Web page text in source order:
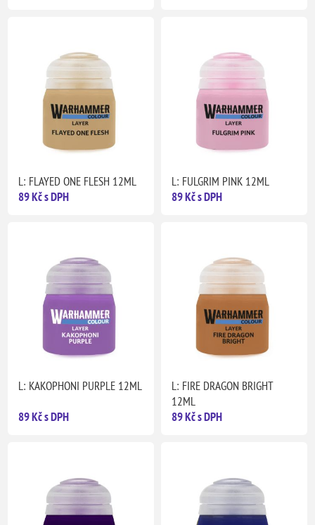
L: FLAYED ONE FLESH 12ML
89 Kč s DPH
L: FULGRIM PINK 12ML
89 Kč s DPH
L: KAKOPHONI PURPLE 12ML
89 Kč s DPH
L: FIRE DRAGON BRIGHT
12ML
89 Kč s DPH